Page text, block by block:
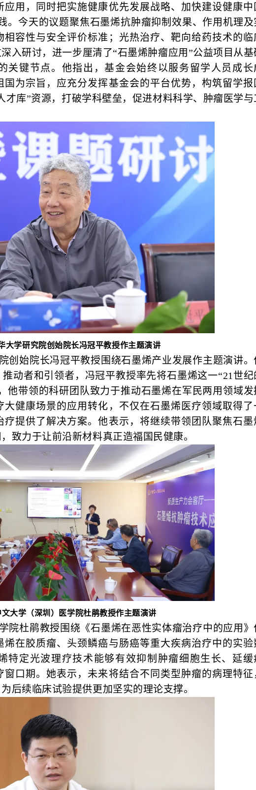
应用，同时把实施健康优先发展战略、加快建设健康中
。今天的议题聚焦石墨烯抗肿瘤抑制效果、作用机理及
容性与安全评价标准；光热治疗、靶向给药技术的临
入研讨，进一步厘清了“石墨烯肿瘤应用”公益项目从基
关键节点。他指出，基金会始终以服务留学人员成长
国为宗旨，应充分发挥基金会的平台优势，构筑留学报
才库”资源，打破学科壁垒，促进材料科学、肿瘤医学与
大学研究院创始院长冯冠平教授作主题演讲
创始院长冯冠平教授围绕石墨烯产业发展作主题演讲。
动者和引领者，冯冠平教授率先将石墨烯这一“21世纪
他带领的科研团队致力于推动石墨烯在军民两用领域发
大健康场景的应用转化，不仅在石墨烯医疗领域取得了
疗提供了解决方案。他表示，将继续带领团队聚焦石墨
致力于让前沿新材料真正造福国民健康。
大学（深圳）医学院杜鹃教授作主题演讲
院杜鹃教授围绕《石墨烯在恶性实体瘤治疗中的应用》
烯在胶质瘤、头颈鳞癌与肠癌等重大疾病治疗中的实验
特定光波理疗技术能够有效抑制肿瘤细胞生长、延缓
口期。她表示，未来将结合不同类型肿瘤的病理特征
后续临床试验提供更加坚实的理论支撑。